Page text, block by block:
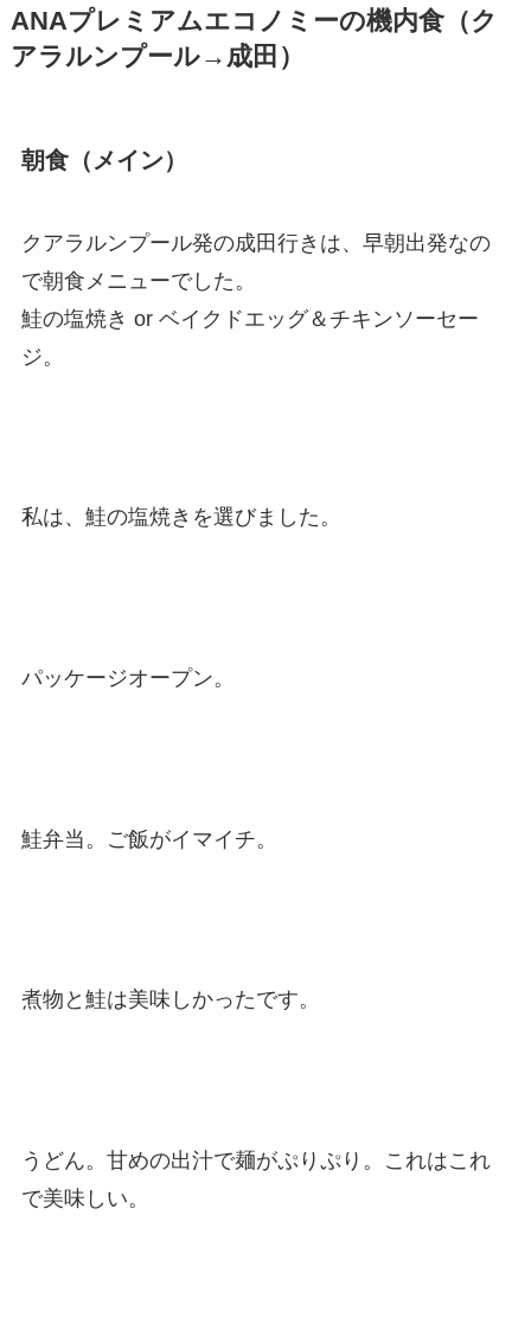
ANAプレミアムエコノミーの機内食（ク
アラルンプール→成田）
朝食（メイン）
クアラルンプール発の成田行きは、早朝出発なの
で朝食メニューでした。
鮭の塩焼き or ベイクドエッグ＆チキンソーセー
ジ。
私は、鮭の塩焼きを選びました。
パッケージオープン。
鮭弁当。ご飯がイマイチ。
煮物と鮭は美味しかったです。
うどん。甘めの出汁で麺がぷりぷり。これはこれ
で美味しい。